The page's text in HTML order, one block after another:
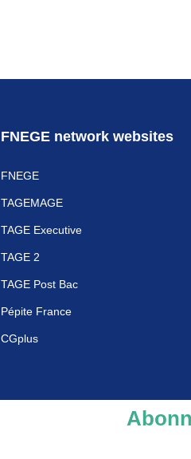
FNEGE network websites
FNEGE
TAGEMAGE
TAGE Executive
TAGE 2
TAGE Post Bac
Pépite France
CGplus